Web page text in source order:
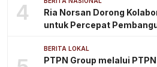
4
Ria Norsan Dorong
untuk Percepat
BERITA LOKAL
PTPN Group melalui